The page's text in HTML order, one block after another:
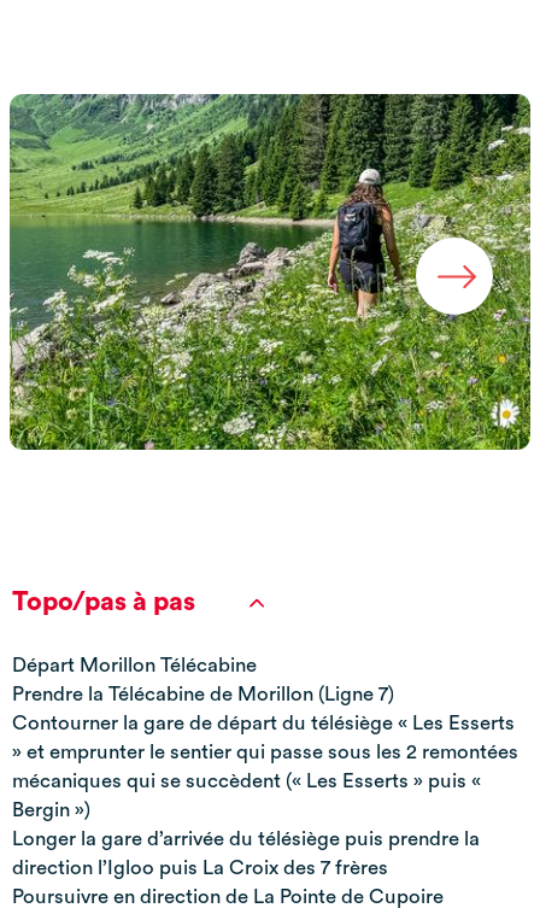
Topo/pas à pas
Départ Morillon Télécabine
Prendre la Télécabine de Morillon (Ligne 7)
Contourner la gare de départ du télésiège « Les Esserts
» et emprunter le sentier qui passe sous les 2 remontées
mécaniques qui se succèdent (« Les Esserts » puis «
Bergin »)
Longer la gare d’arrivée du télésiège puis prendre la
direction l’Igloo puis La Croix des 7 frères
Poursuivre en direction de La Pointe de Cupoire